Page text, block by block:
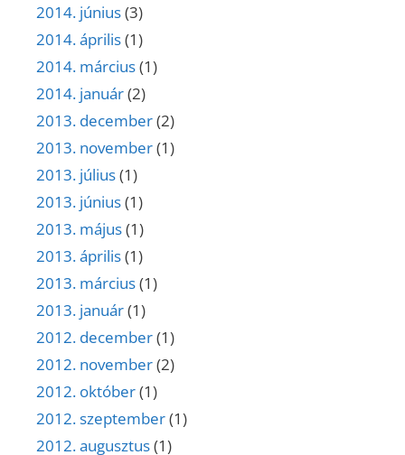
2014. június(3)
2014. április(1)
2014. március(1)
2014. január(2)
2013. december(2)
2013. november(1)
2013. július(1)
2013. június(1)
2013. május(1)
2013. április(1)
2013. március(1)
2013. január(1)
2012. december(1)
2012. november(2)
2012. október(1)
2012. szeptember(1)
2012. augusztus(1)